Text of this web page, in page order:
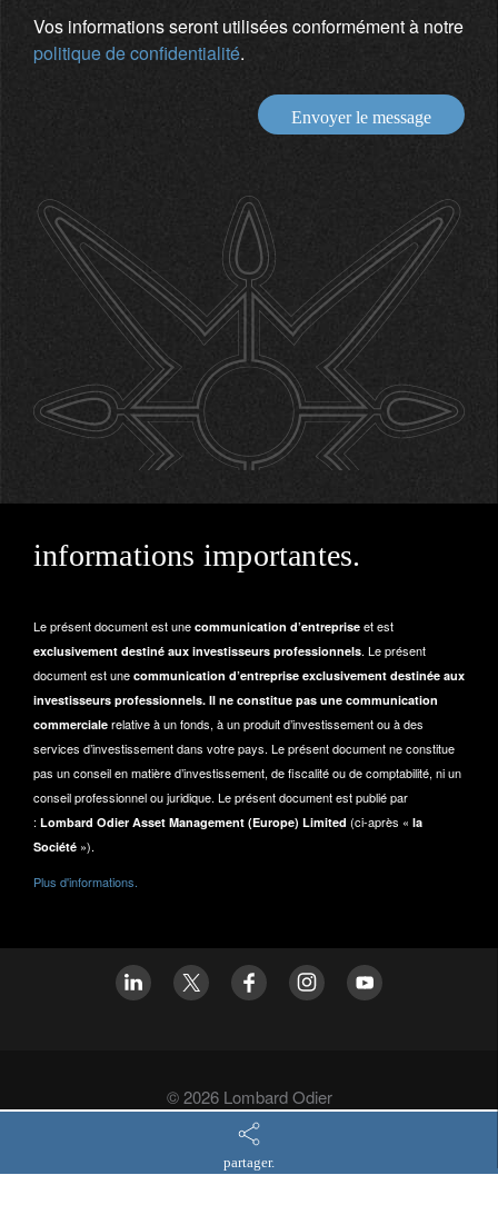
Vos informations seront utilisées conformément à notre
politique de confidentialité.
Envoyer le message
informations importantes.
Le présent document est une communication d’entreprise et est
exclusivement destiné aux investisseurs professionnels. Le présent
document est une communication d’entreprise exclusivement destinée aux
investisseurs professionnels. Il ne constitue pas une communication
commerciale relative à un fonds, à un produit d’investissement ou à des
services d’investissement dans votre pays. Le présent document ne constitue
pas un conseil en matière d’investissement, de fiscalité ou de comptabilité, ni un
conseil professionnel ou juridique. Le présent document est publié par
: Lombard Odier Asset Management (Europe) Limited (ci-après « la
Société »).
Plus d'informations.
© 2026 Lombard Odier
politique relative à la confidentialité
Asset Management informations juridiques
partager.